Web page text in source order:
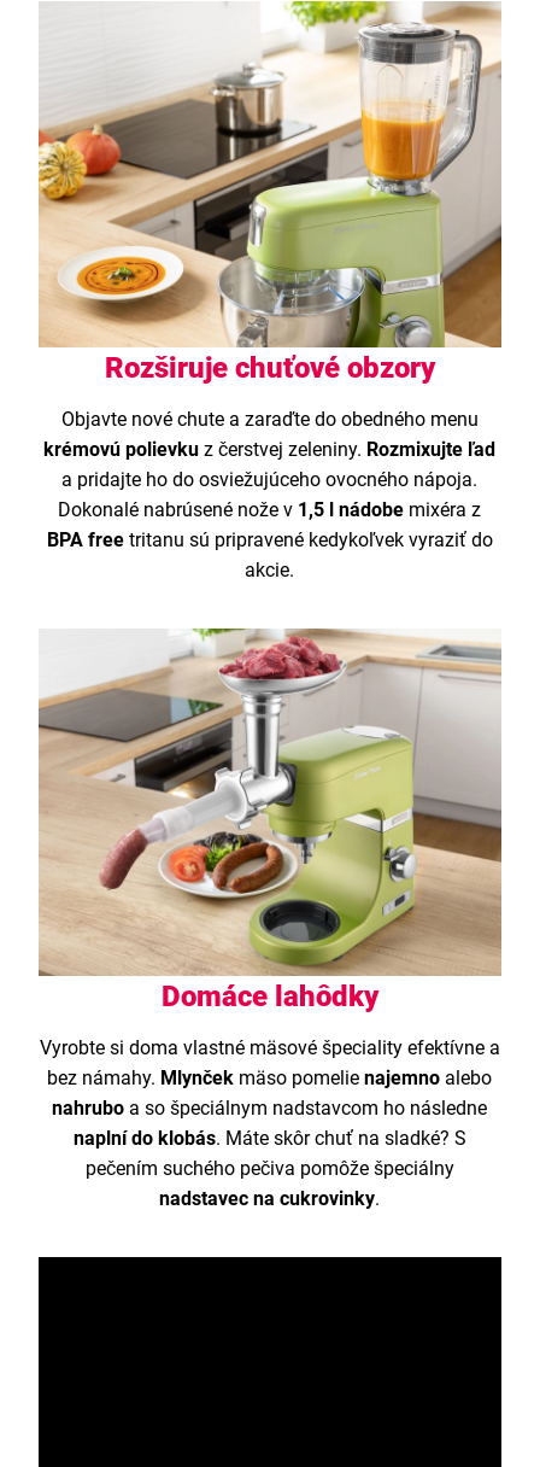
Rozširuje chuťové obzory
Objavte nové chute a zaraďte do obedného menu
krémovú polievku z čerstvej zeleniny. Rozmixujte ľad
a pridajte ho do osviežujúceho ovocného nápoja.
Dokonalé nabrúsené nože v 1,5 l nádobe mixéra z
BPA freetritanu sú pripravené kedykoľvek vyraziť do
akcie.
Domáce lahôdky
Vyrobte si doma vlastné mäsové špeciality efektívne a
bez námahy. Mlynček mäso pomelienajemno alebo
nahrubo a so špeciálnym nadstavcom ho následne
naplní do klobás. Máte skôr chuť na sladké? S
pečením suchého pečiva pomôže špeciálny
nadstavec na cukrovinky.